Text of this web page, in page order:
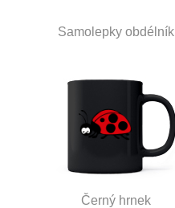
Samolepky obdélník
Černý hrnek